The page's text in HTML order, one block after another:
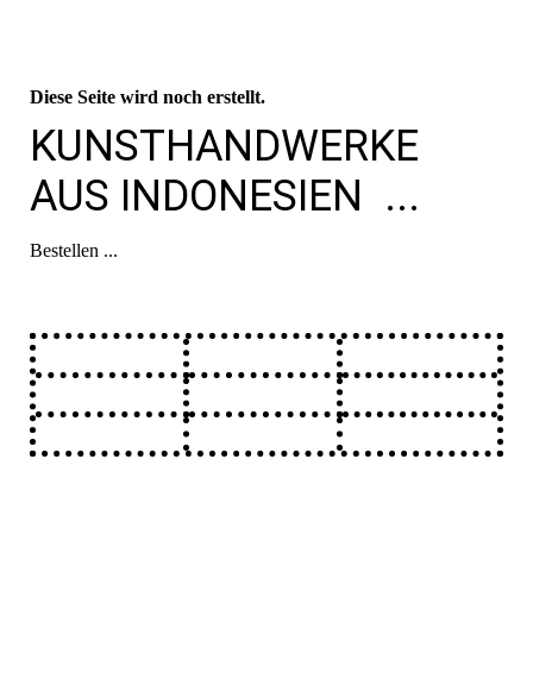
Diese Seite wird noch erstellt.
KUNSTHANDWERKE
AUS INDONESIEN ...
Bestellen ...